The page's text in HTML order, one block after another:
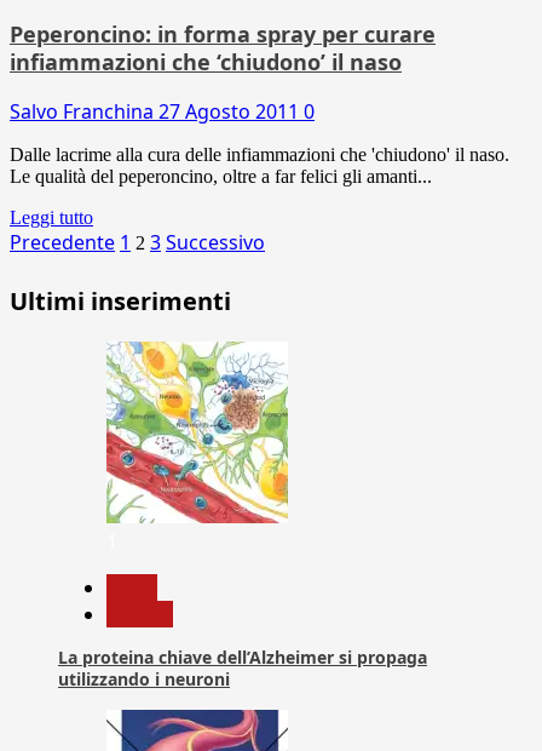
Peperoncino: in forma spray per curare
infiammazioni che ‘chiudono’ il naso
Salvo Franchina 27 Agosto 2011 0
Dalle lacrime alla cura delle infiammazioni che 'chiudono' il naso.
Le qualità del peperoncino, oltre a far felici gli amanti...
Leggi tutto
Paginazione
degli
articoli
Precedente 1 2 3Successivo
Ultimi inserimenti
La proteina chiave dell’Alzheimer si propaga
utilizzando i neuroni